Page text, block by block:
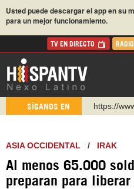
Usted puede descargar el app en su
para un mejor funcionamiento.
TV EN DIRECTO
SÍGANOS EN
https://
https://
https://
WhatsApp
ASIA OCCIDENTAL / IRAK
Al menos 65.000
preparan para liberar